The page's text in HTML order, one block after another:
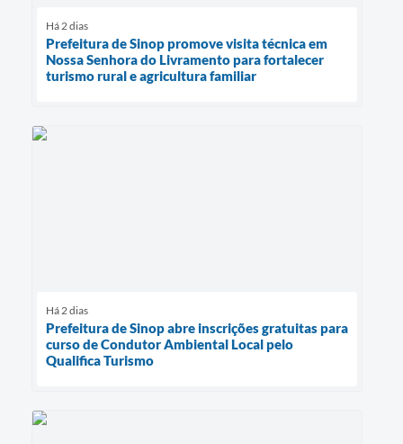
Há 2 dias
Prefeitura de Sinop promove visita técnica em
Nossa Senhora do Livramento para fortalecer
turismo rural e agricultura familiar
Há 2 dias
Prefeitura de Sinop abre inscrições gratuitas para
curso de Condutor Ambiental Local pelo
Qualifica Turismo